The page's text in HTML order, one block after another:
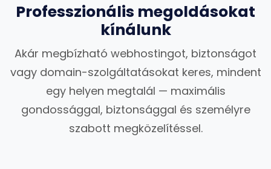
Professzionális megoldásokat
kínálunk
Akár megbízható webhostingot, biztonságot
vagy domain-szolgáltatásokat keres, mindent
egy helyen megtalál — maximális
gondossággal, biztonsággal és személyre
szabott megközelítéssel.